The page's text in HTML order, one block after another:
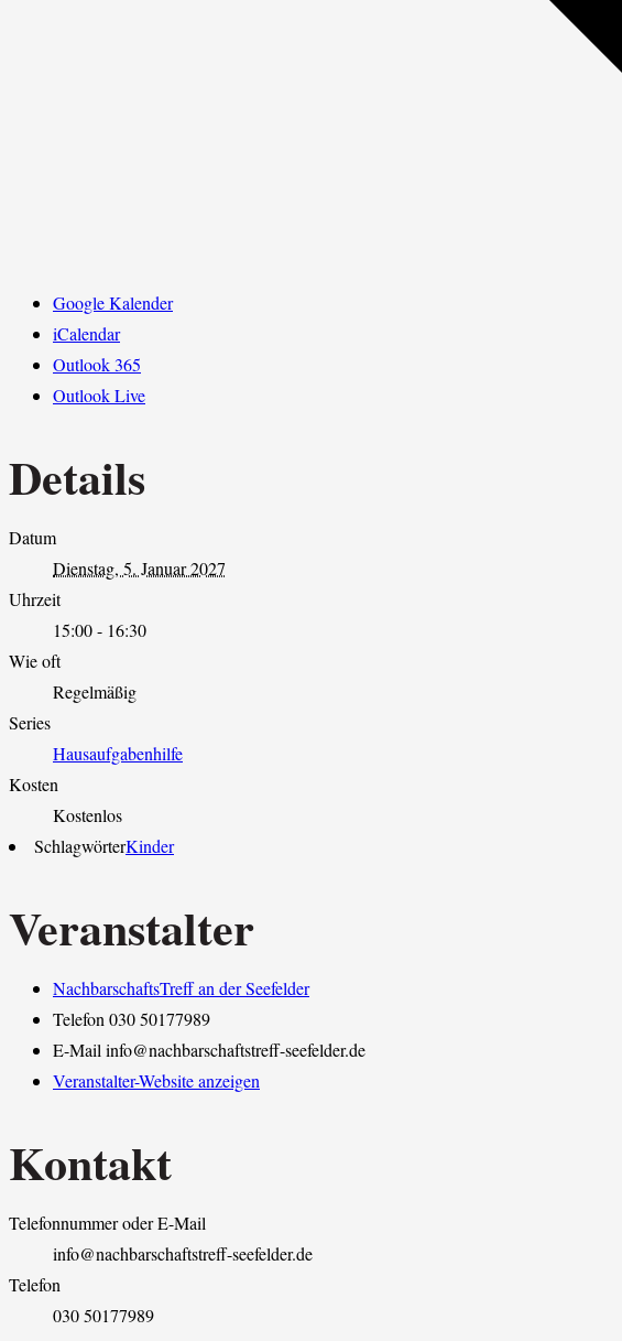
Google Kalender
iCalendar
Outlook 365
Outlook Live
Details
Datum
Dienstag, 5. Januar 2027
Uhrzeit
15:00 - 16:30
Wie oft
Regelmäßig
Series
Hausaufgabenhilfe
Kosten
Kostenlos
SchlagwörterKinder
Veranstalter
NachbarschaftsTreff an der Seefelder
Telefon 030 50177989
E-Mail info@nachbarschaftstreff-seefelder.de
Veranstalter-Website anzeigen
Kontakt
Telefonnummer oder E-Mail
info@nachbarschaftstreff-seefelder.de
Telefon
030 50177989